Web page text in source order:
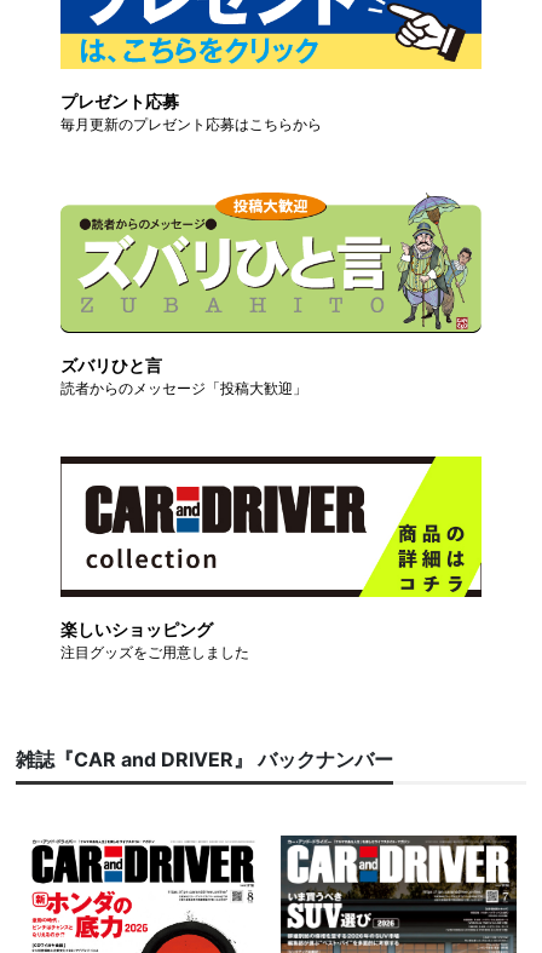
プレゼント応募
毎月更新のプレゼント応募はこちらから
ズバリひと言
読者からのメッセージ「投稿大歓迎」
楽しいショッピング
注目グッズをご用意しました
雑誌『CAR and DRIVER』 バックナンバー